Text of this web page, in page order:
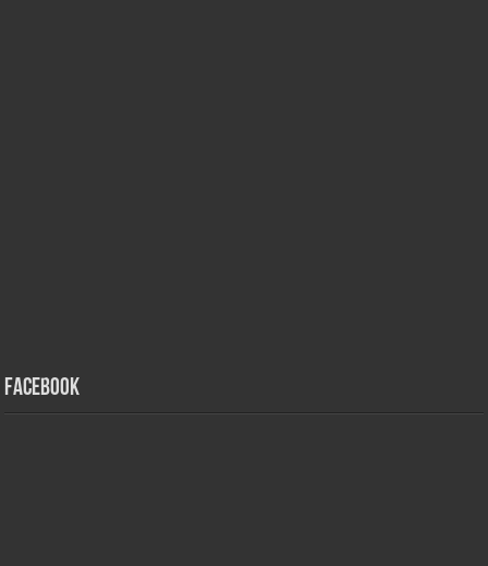
Facebook